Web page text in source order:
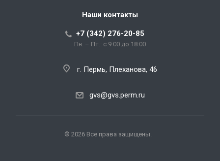
Наши контакты
+7 (342) 276-20-85
Пн. – Пт.: с 9:00 до 18:00
г. Пермь, Плеханова, 46
gvs@gvs.perm.ru
© 2026 Все права защищены.